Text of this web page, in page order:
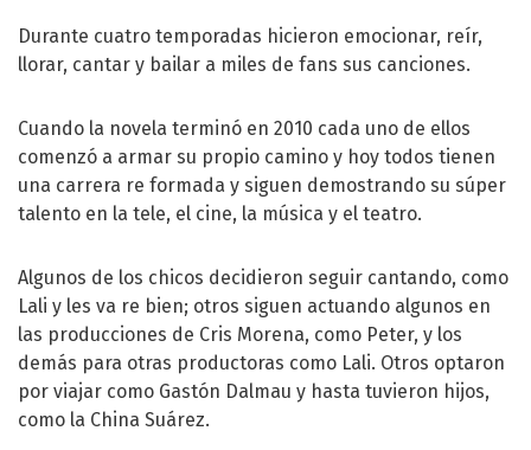
Durante cuatro temporadas hicieron emocionar, reír,
llorar, cantar y bailar a miles de fans sus canciones.
Cuando la novela terminó en 2010 cada uno de ellos
comenzó a armar su propio camino y hoy todos tienen
una carrera re formada y siguen demostrando su súper
talento en la tele, el cine, la música y el teatro.
Algunos de los chicos decidieron seguir cantando, como
Lali y les va re bien; otros siguen actuando algunos en
las producciones de Cris Morena, como Peter, y los
demás para otras productoras como Lali. Otros optaron
por viajar como Gastón Dalmau y hasta tuvieron hijos,
como la China Suárez.